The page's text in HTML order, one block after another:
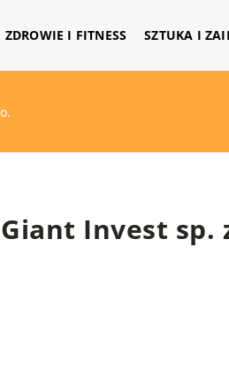
ZDROWIE I FITNESS SZTUKA I
Giant Invest sp.